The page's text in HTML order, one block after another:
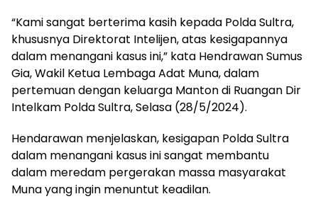
“Kami sangat berterima kasih kepada Polda Sultra,
khususnya Direktorat Intelijen, atas kesigapannya
dalam menangani kasus ini,” kata Hendrawan Sumus
Gia, Wakil Ketua Lembaga Adat Muna, dalam
pertemuan dengan keluarga Manton di Ruangan Dir
Intelkam Polda Sultra, Selasa (28/5/2024).
Hendarawan menjelaskan, kesigapan Polda Sultra
dalam menangani kasus ini sangat membantu
dalam meredam pergerakan massa masyarakat
Muna yang ingin menuntut keadilan.